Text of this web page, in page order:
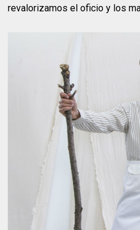
revalorizamos el oficio y los